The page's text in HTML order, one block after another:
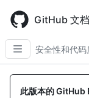
main
content
GitHub 文档
安全性和代码
此版本的 GitHub